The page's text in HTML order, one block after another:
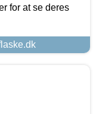
for at se deres